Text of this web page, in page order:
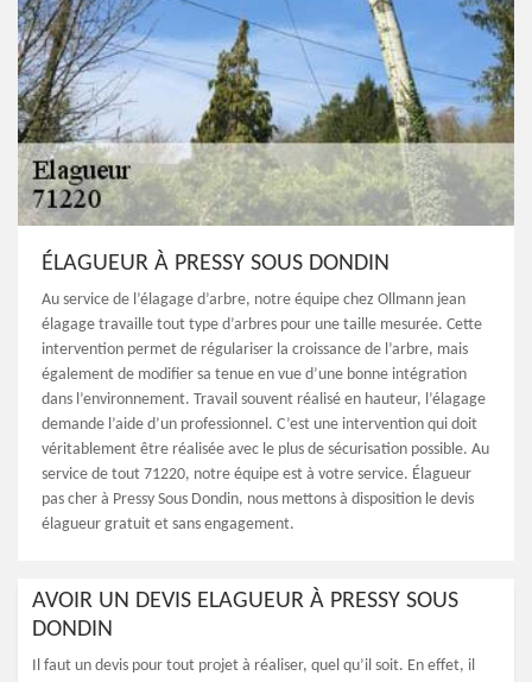
ÉLAGUEUR À PRESSY SOUS DONDIN
Au service de l’élagage d’arbre, notre équipe chez Ollmann jean
élagage travaille tout type d’arbres pour une taille mesurée. Cette
intervention permet de régulariser la croissance de l’arbre, mais
également de modifier sa tenue en vue d’une bonne intégration
dans l’environnement. Travail souvent réalisé en hauteur, l’élagage
demande l’aide d’un professionnel. C’est une intervention qui doit
véritablement être réalisée avec le plus de sécurisation possible. Au
service de tout 71220, notre équipe est à votre service. Élagueur
pas cher à Pressy Sous Dondin, nous mettons à disposition le devis
élagueur gratuit et sans engagement.
AVOIR UN DEVIS ELAGUEUR À PRESSY SOUS
DONDIN
Il faut un devis pour tout projet à réaliser, quel qu’il soit. En effet, il